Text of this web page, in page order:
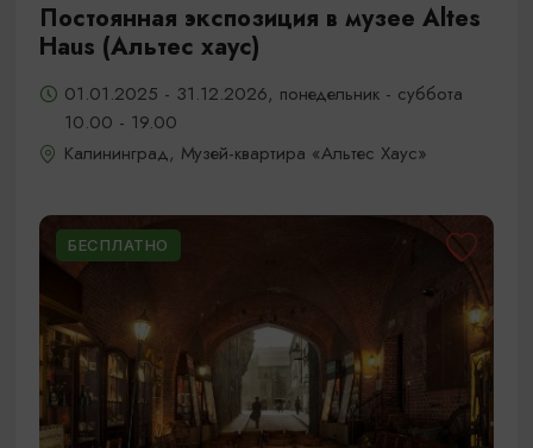
Постоянная экспозиция в музее Altes
Haus (Альтес хаус)
01.01.2025 - 31.12.2026, понедельник - суббота
10.00 - 19.00
Калининград, Музей-квартира «Альтес Хаус»
БЕСПЛАТНО